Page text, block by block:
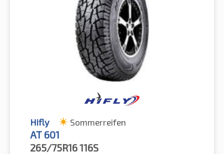
Hifly Sommerreifen
AT 601
265/75R16116S